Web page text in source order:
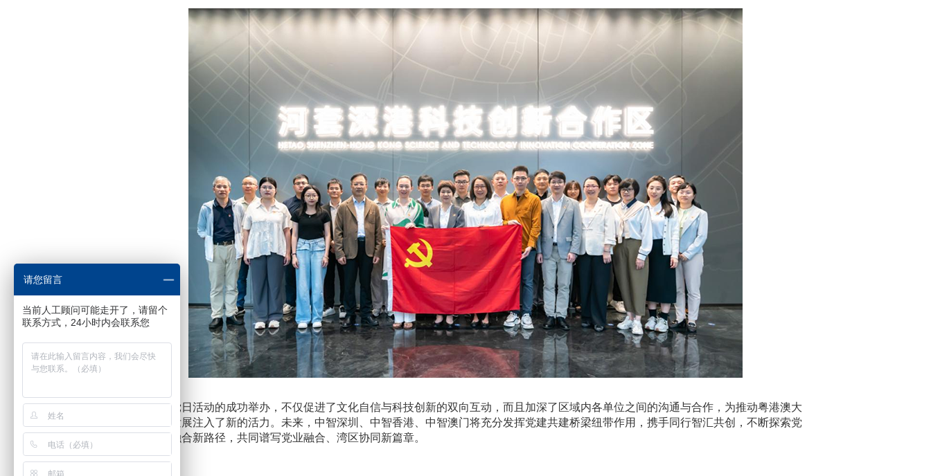
本次主题党日活动的成功举办，不仅促进了文化自信与科技创新的双向互动，而且加深了区域内各单位之间的沟通与合作，为推动粤港澳大
湾区协同发展注入了新的活力。未来，中智深圳、中智香港、中智澳门将充分发挥党建共建桥梁纽带作用，携手同行智汇共创，不断探索党
建与业务融合新路径，共同谱写党业融合、湾区协同新篇章。
请您留言
当前人工顾问可能走开了，请留个
联系方式，24小时内会联系您